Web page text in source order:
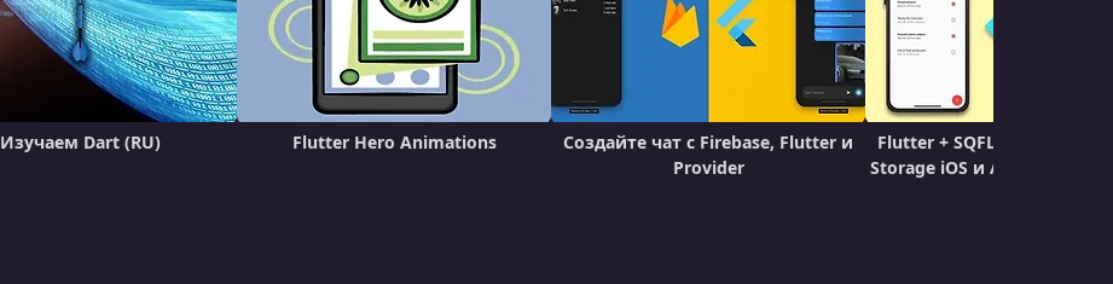
Custom Painter - Radial Progress Bar
УРОК 23. 00:00:49
Project Overview: Social Media App
Изучаем Dart (RU) Flutter Hero Animations
Создайте чат с Firebase, Flutter и
Provider
Flutter + SQFLite |
Storage iOS и Android